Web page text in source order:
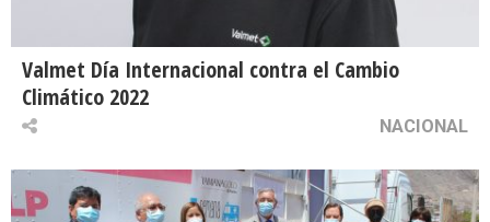
Valmet Día Internacional contra el Cambio
Climático 2022
NACIONAL